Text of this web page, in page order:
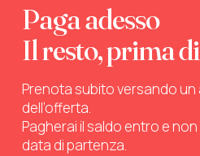
Paga adesso
Il resto, prima
Prenota subito versando
dell’offerta.
Pagherai il saldo entro e
data di partenza.